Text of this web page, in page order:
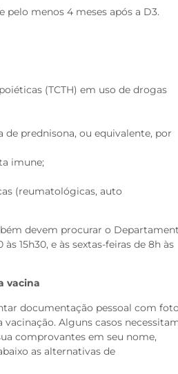
menos 4 meses após a D3.
(TCTH) em uso de drogas
prednisona, ou equivalente, por
imune;
(reumatológicas, auto
devem procurar o
15h30, e às sextas-feiras de 8h às
vacina
documentação pessoal com
Alguns casos
comprovantes em seu nome,
as alternativas de